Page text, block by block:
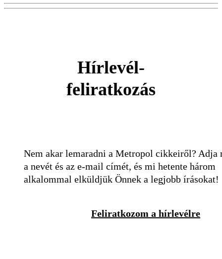
Hírlevél-
feliratkozás
Nem akar lemaradni a Metropol cikkeiről? Adja
a nevét és az e-mail címét, és mi hetente három
alkalommal elküldjük Önnek a legjobb írásokat!
Feliratkozom a hírlevélre